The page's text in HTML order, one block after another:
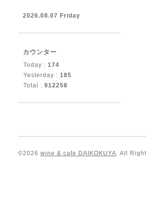
2026.08.07 Friday
カウンター
Today : 174
Yesterday : 185
Total : 912258
©2026 wine & cafe DAIKOKUYA. All